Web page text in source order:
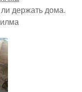
держать дома.